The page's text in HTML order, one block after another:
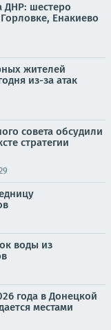
ДНР: шестеро
Енакиево
жителей
из-за атак
совета обсудили
стратегии
воды из
года в Донецкой
местами